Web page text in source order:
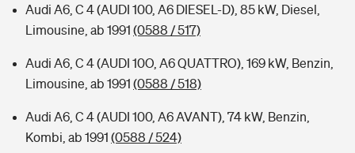
Audi A6, C 4 (AUDI 100, A6 DIESEL-D), 85 kW, Diesel,
Limousine, ab 1991 (0588 / 517)
Audi A6, C 4 (AUDI 10O, A6 QUATTRO), 169 kW, Benzin,
Limousine, ab 1991 (0588 / 518)
Audi A6, C 4 (AUDI 100, A6 AVANT), 74 kW, Benzin,
Kombi, ab 1991 (0588 / 524)